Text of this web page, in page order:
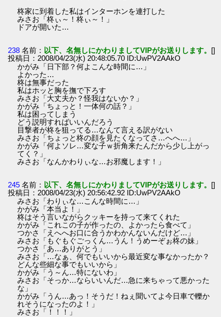
柊家に到着した私はインターホンを連打した
みさお「柊ぃ～！柊ぃ～！」
ドアが開いた…
238 名前： 以下、名無しにかわりましてVIPがお送りします。 []
投稿日：2008/04/23(水) 20:48:05.70 ID:UwPV2AAkO
かがみ「日下部？何よこんな時間に…」
よかった…
柊は無事だった
私はホッと胸を撫で下ろす
みさお「大丈夫か？怪我はないか？」
かがみ「ちょっと！一体何の話？」
私は困ってしまう
どう説明すればいいんだろう
目撃者が柊を狙ってる…なんて言える訳がない
みさお「ちょっと柊の顔を見たくなってさ…へへ…」
かがみ「何よソレ…変な子ｗ折角来たんだから少し上がっ
てく？」
みさお「なんかわりぃな…お邪魔します！」
245 名前： 以下、名無しにかわりましてVIPがお送りします。 []
投稿日：2008/04/23(水) 20:56:42.92 ID:UwPV2AAkO
みさお「わりぃな…こんな時間に…」
かがみ「本当よ！」
柊はそう言いながらクッキーを持って来てくれた
かがみ「これこの子が作ったの、よかったら食べて」
つかさ「えへへお口に合うかわかんないんだけど…」
みさお「もぐもぐごっくん…うん！うめーぞぉ柊の妹」
つかさ「あ…ありがとう」
みさお「…なぁ、何でもいいから最近変な事なかったか？
どんな些細な事でもいいから」
かがみ「う～ん…特にないわ」
みさお「そっか…ならいいんだ…急に来ちゃって悪かった
な」
かがみ「うん…あっ！そうだ！ねぇ聞いてよ今日車で轢か
れそうになったのよ！」
みさお「！！！」